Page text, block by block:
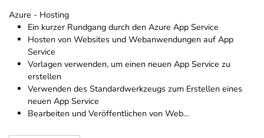
Azure - Hosting
Ein kurzer Rundgang durch den Azure App Service
Hosten von Websites und Webanwendungen auf App
Service
Vorlagen verwenden, um einen neuen App Service zu
erstellen
Verwenden des Standardwerkzeugs zum Erstellen eines
neuen App Service
Bearbeiten und Veröffentlichen von Web…